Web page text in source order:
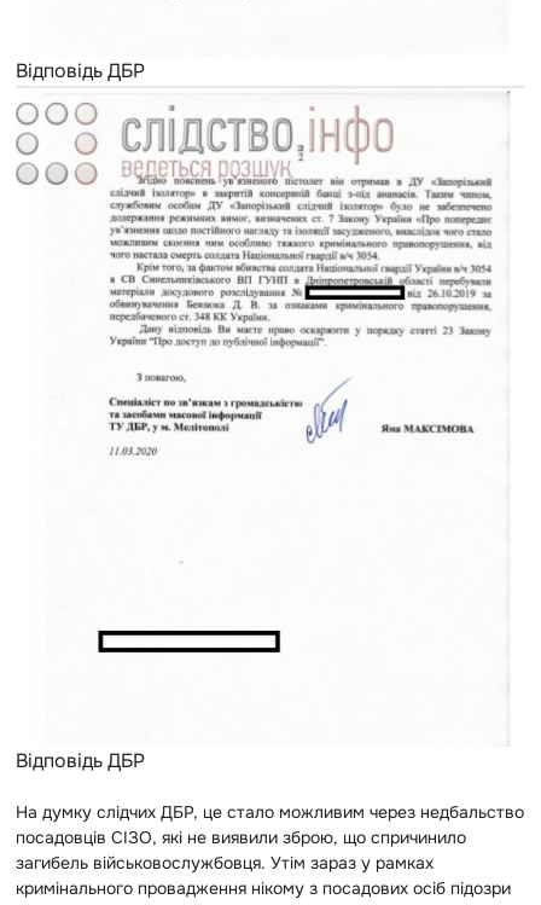
Відповідь ДБР
Відповідь ДБР
На думку слідчих ДБР, це стало можливим через недбальство
посадовців СІЗО, які не виявили зброю, що спричинило
загибель військовослужбовця. Утім зараз у рамках
кримінального провадження нікому з посадових осіб підозри